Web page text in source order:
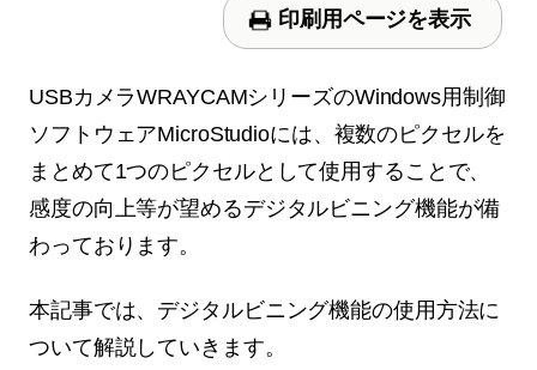
印刷用ページを表示
USBカメラWRAYCAMシリーズのWindows用制御
ソフトウェアMicroStudioには、複数のピクセルを
まとめて1つのピクセルとして使用することで、
感度の向上等が望めるデジタルビニング機能が備
わっております。
本記事では、デジタルビニング機能の使用方法に
ついて解説していきます。